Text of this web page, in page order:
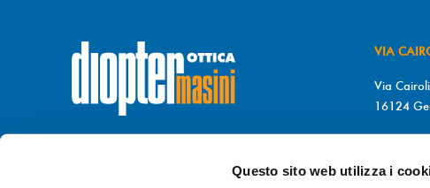
Questo sito web utilizza i
VIA
Via
16124